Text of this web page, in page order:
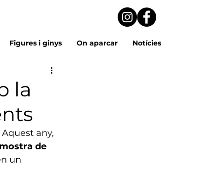
Figures i ginys On aparcar Notícies
la
any,
de
un